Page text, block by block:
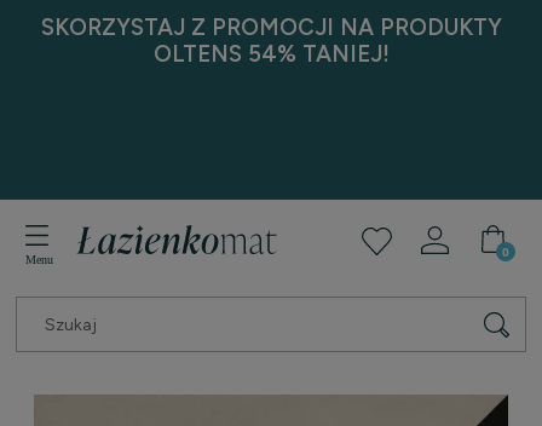
SKORZYSTAJ Z PROMOCJI NA PRODUKTY
OLTENS 54% TANIEJ!